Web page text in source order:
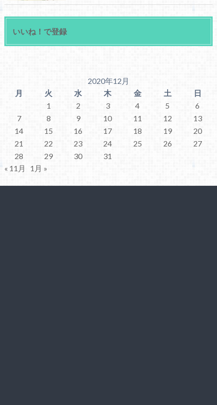
いいね！で登録
2020年12月
月
火 水 木 金 土
日
1
2 3 4 5
6
7
8 9 10 11 12
13
14
15 16 17 18 19
20
21
22 23 24 25 26
27
28
29 30
31
« 11月
1月 »